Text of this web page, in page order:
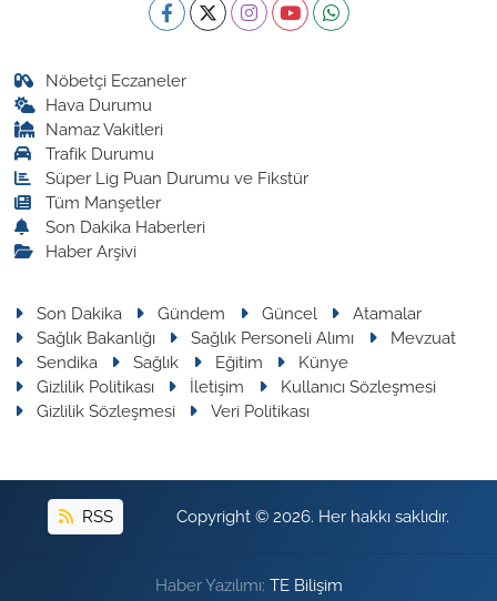
Nöbetçi Eczaneler
Hava Durumu
Namaz Vakitleri
Trafik Durumu
Süper Lig Puan Durumu ve Fikstür
Tüm Manşetler
Son Dakika Haberleri
Haber Arşivi
Son Dakika Gündem Güncel
Atamalar
Sağlık Bakanlığı
Sağlık Personeli Alımı
Mevzuat
Sendika
Sağlık Eğitim
Künye
Gizlilik Politikası
İletişim
Kullanıcı Sözleşmesi
Gizlilik Sözleşmesi
Veri Politikası
RSS Copyright © 2026. Her hakkı saklıdır.
Haber Yazılımı: TE Bilişim